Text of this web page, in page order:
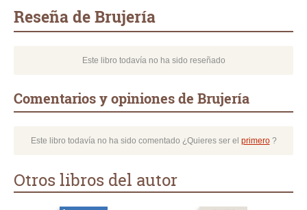
Reseña de Brujería
Este libro todavía no ha sido reseñado
Comentarios y opiniones de Brujería
Este libro todavía no ha sido comentado ¿Quieres ser el primero?
Otros libros del autor